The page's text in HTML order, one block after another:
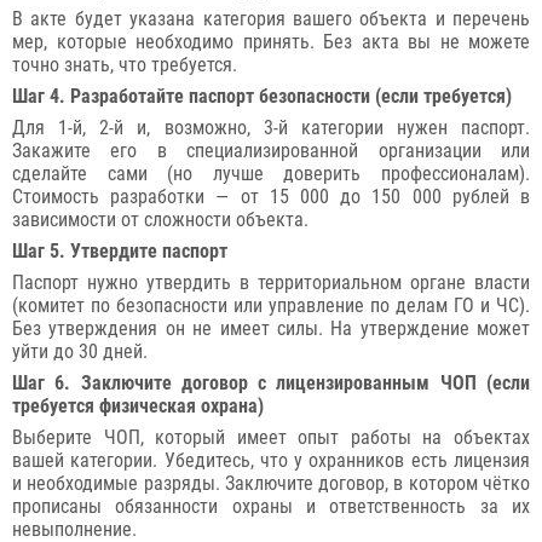
В акте будет указана категория вашего объекта и перечень
мер, которые необходимо принять. Без акта вы не можете
точно знать, что требуется.
Шаг 4. Разработайте паспорт безопасности (если требуется)
Для 1-й, 2-й и, возможно, 3-й категории нужен паспорт.
Закажите его в специализированной организации или
сделайте сами (но лучше доверить профессионалам).
Стоимость разработки — от 15 000 до 150 000 рублей в
зависимости от сложности объекта.
Шаг 5. Утвердите паспорт
Паспорт нужно утвердить в территориальном органе власти
(комитет по безопасности или управление по делам ГО и ЧС).
Без утверждения он не имеет силы. На утверждение может
уйти до 30 дней.
Шаг 6. Заключите договор с лицензированным ЧОП (если
требуется физическая охрана)
Выберите ЧОП, который имеет опыт работы на объектах
вашей категории. Убедитесь, что у охранников есть лицензия
и необходимые разряды. Заключите договор, в котором чётко
прописаны обязанности охраны и ответственность за их
невыполнение.